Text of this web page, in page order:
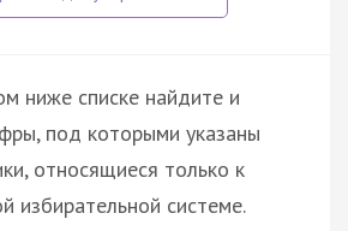
ниже списке найдите и
под которыми указаны
относящиеся только к
избирательной системе.